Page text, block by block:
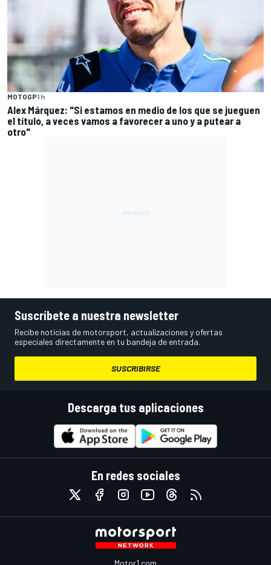
MOTOGP1 h
Alex Márquez: "Si estamos en medio de los que se jueguen
el título, a veces vamos a favorecer a uno y a putear a
otro"
Suscríbete a nuestra newsletter
Recibe noticias de motorsport, actualizaciones y ofertas
especiales directamente en tu bandeja de entrada.
SUSCRIBIRSE
Descarga tus aplicaciones
En redes sociales